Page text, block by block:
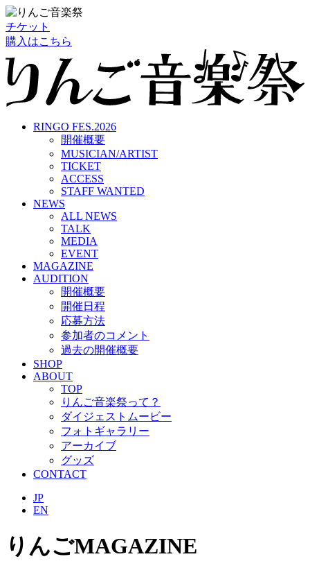
チケット
購入はこちら
RINGO FES.2026
開催概要
MUSICIAN/ARTIST
TICKET
ACCESS
STAFF WANTED
NEWS
ALL NEWS
TALK
MEDIA
EVENT
MAGAZINE
AUDITION
開催概要
開催日程
応募方法
参加者のコメント
過去の開催概要
SHOP
ABOUT
TOP
りんご音楽祭って？
ダイジェストムービー
フォトギャラリー
アーカイブ
グッズ
CONTACT
JP
EN
りんごMAGAZINE